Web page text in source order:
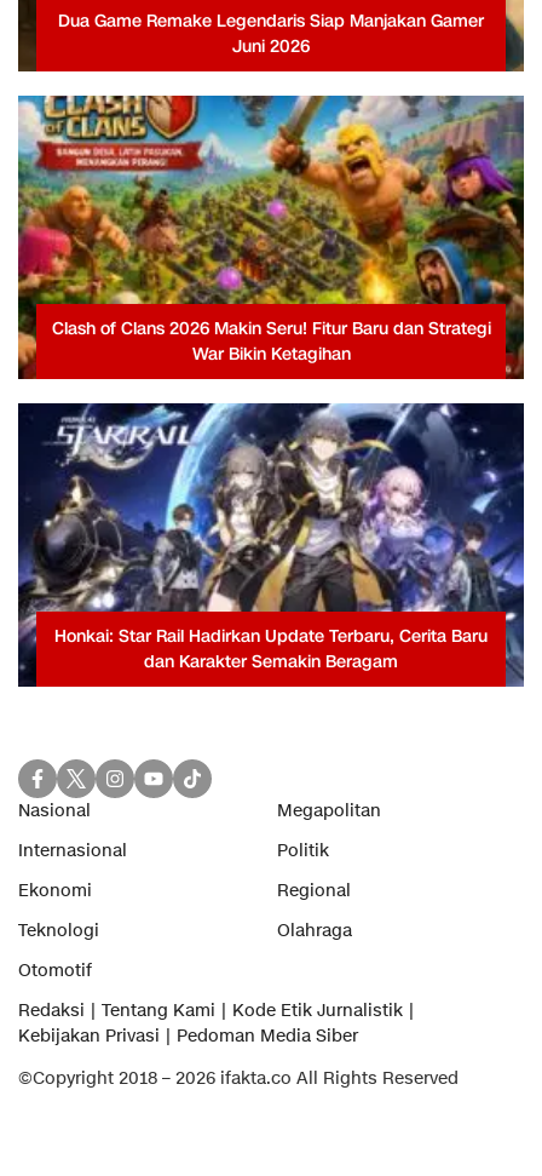
Dua Game Remake Legendaris Siap Manjakan Gamer
Juni 2026
Clash of Clans 2026 Makin Seru! Fitur Baru dan Strategi
War Bikin Ketagihan
Honkai: Star Rail Hadirkan Update Terbaru, Cerita Baru
dan Karakter Semakin Beragam
Nasional
Megapolitan
Internasional
Politik
Ekonomi
Regional
Teknologi
Olahraga
Otomotif
Redaksi
Tentang Kami
Kode Etik Jurnalistik
Kebijakan Privasi
Pedoman Media Siber
©Copyright 2018 – 2026 ifakta.co All Rights Reserved